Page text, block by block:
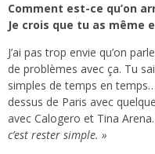
Comment est-ce qu’on
Je crois que tu as même
J’ai pas trop envie qu’on
de problèmes avec ça. Tu
simples de temps en
dessus de Paris avec
avec Calogero et Tina
c’est rester simple. »